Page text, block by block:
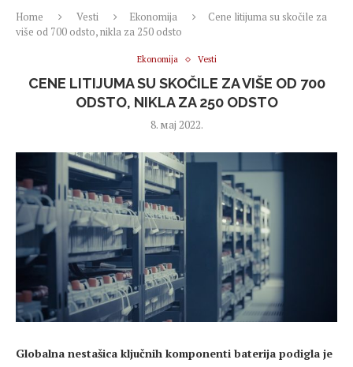
Home Vesti Ekonomija
Cene litijuma su skočile za
više od 700 odsto, nikla za 250 odsto
Ekonomija Vesti
CENE LITIJUMA SU SKOČILE ZA VIŠE OD 700
ODSTO, NIKLA ZA 250 ODSTO
8. мај 2022.
Globalna nestašica ključnih komponenti baterija podigla je